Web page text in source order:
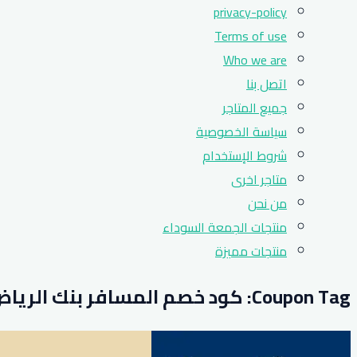
privacy-policy
Terms of use
Who we are
اتصل بنا
جميع المتاجر
سياسة الخصوصية
شروط الإستخدام
متاجر اخرى
من نحن
منتجات الجمعة السوداء
منتجات مميزة
Coupon Tag: كود خصم المسافر بنك